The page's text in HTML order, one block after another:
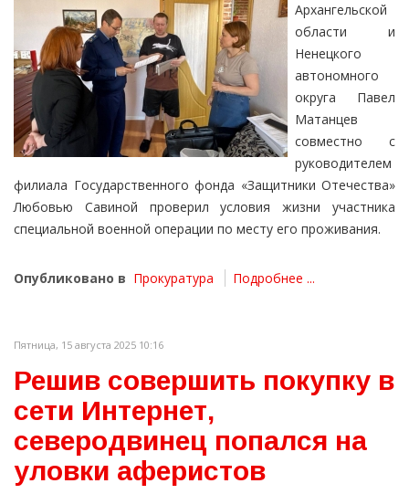
Архангельской
области и
Ненецкого
автономного
округа Павел
Матанцев
совместно с
руководителем
филиала Государственного фонда «Защитники Отечества»
Любовью Савиной проверил условия жизни участника
специальной военной операции по месту его проживания.
Опубликовано в Прокуратура Подробнее ...
Пятница, 15 августа 2025 10:16
Решив совершить покупку в
сети Интернет,
северодвинец попался на
уловки аферистов